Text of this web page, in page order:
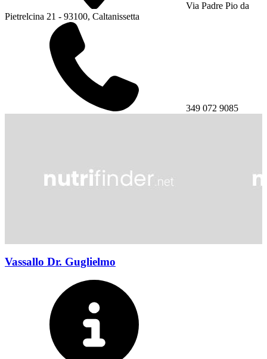
Via Padre Pio da
Pietrelcina 21 - 93100, Caltanissetta
349 072 9085
Vassallo Dr. Guglielmo